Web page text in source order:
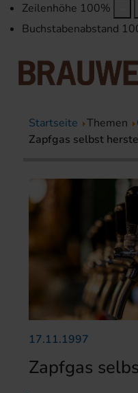
Zeilenhöhe 100%
Buchstabenabstand
Startseite Themen
Zapfgas selbst
17.11.1997
Zapfgas